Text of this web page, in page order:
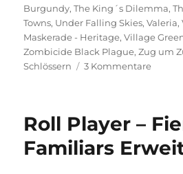
Burgundy,The King´s Dilemma,
Towns, Under Falling Skies,Valeria,
Maskerade - Heritage,Village
Zombicide Black Plague,Zug um
Schlössern
3 Kommentarezu
–
Roll Player –
Familiars